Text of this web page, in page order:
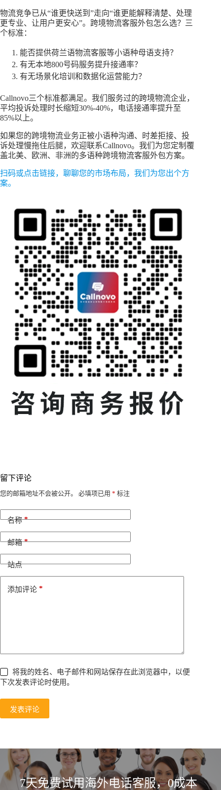
物流竞争已从“谁更快送到”走向“谁更能解释清楚、处理
更专业、让用户更安心”。跨境物流客服外包怎么选？三
个标准：
能否提供荷兰语物流客服等小语种母语支持？
有无本地800号码服务提升接通率？
有无场景化培训和数据化运营能力？
Callnovo三个标准都满足。我们服务过的跨境物流企业，
平均投诉处理时长缩短30%-40%，电话接通率提升至
85%以上。
如果您的跨境物流业务正被小语种沟通、时差拒接、投
诉处理慢拖住后腿，欢迎联系Callnovo。我们为您定制覆
盖北美、欧洲、非洲的多语种跨境物流客服外包方案。
扫码或点击链接，聊聊您的市场布局，我们为您出个方
案。
留下评论
您的邮箱地址不会被公开。 必填项已用 * 标注
名称*
邮箱*
站点
添加评论 *
将我的姓名、电子邮件和网站保存在此浏览器中，以便
下次发表评论时使用。
发表评论
A
t
e
t
i
7天免费试用海外电话客服，0成本